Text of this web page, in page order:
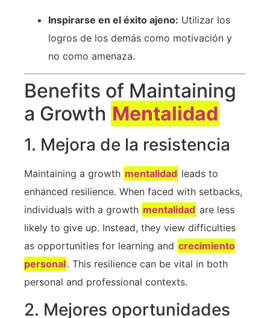
Inspirarse en el éxito ajeno: Utilizar los
logros de los demás como motivación y
no como amenaza.
Benefits of Maintaining
a Growth Mentalidad
1. Mejora de la resistencia
Maintaining a ⁢growth mentalidad leads ⁣to
enhanced resilience. When faced with​ setbacks,
individuals with a growth mentalidad are ​less
likely to give ⁢up. ⁣Instead, they view​ difficulties
as opportunities for learning and crecimiento
personal. This ‍resilience can be vital ‍in both
personal and professional⁤ contexts.
2. Mejores oportunidades